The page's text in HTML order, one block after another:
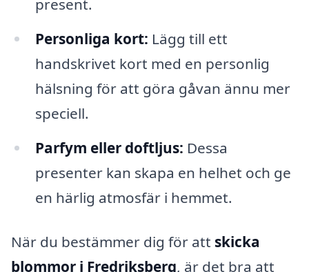
present.
Personliga kort: Lägg till ett
handskrivet kort med en personlig
hälsning för att göra gåvan ännu mer
speciell.
Parfym eller doftljus: Dessa
presenter kan skapa en helhet och ge
en härlig atmosfär i hemmet.
När du bestämmer dig för att skicka
blommor i Fredriksberg, är det bra att